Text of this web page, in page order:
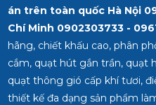
án trên toàn quốc Hà Nội
Chí Minh 0902303733 -
hãng, chiết khấu cao, phân
cắm, quạt hút gắn trần, quạt
quạt thông gió cấp khí tươi,
thiết kế đa dạng sản phẩm